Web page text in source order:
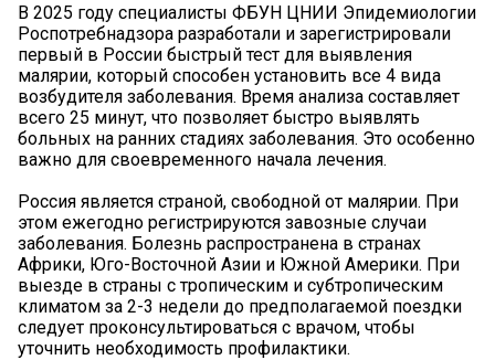
В 2025 году специалисты ФБУН ЦНИИ Эпидемиологии
Роспотребнадзора разработали и зарегистрировали
первый в России быстрый тест для выявления
малярии, который способен установить все 4 вида
возбудителя заболевания. Время анализа составляет
всего 25 минут, что позволяет быстро выявлять
больных на ранних стадиях заболевания. Это особенно
важно для своевременного начала лечения.
Россия является страной, свободной от малярии. При
этом ежегодно регистрируются завозные случаи
заболевания. Болезнь распространена в странах
Африки, Юго-Восточной Азии и Южной Америки. При
выезде в страны с тропическим и субтропическим
климатом за 2-3 недели до предполагаемой поездки
следует проконсультироваться с врачом, чтобы
уточнить необходимость профилактики.